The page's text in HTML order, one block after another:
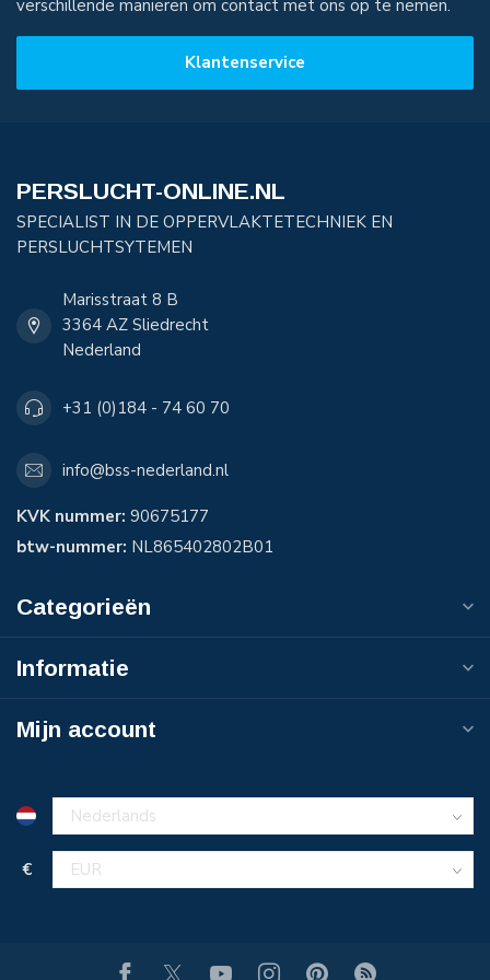
verschillende manieren om contact met ons op te nemen.
Klantenservice
PERSLUCHT-ONLINE.NL
SPECIALIST IN DE OPPERVLAKTETECHNIEK EN
PERSLUCHTSYTEMEN
Marisstraat 8 B
3364 AZ Sliedrecht
Nederland
+31 (0)184 - 74 60 70
info@bss-nederland.nl
KVK nummer: 90675177
btw-nummer: NL865402802B01
Categorieën
Informatie
Mijn account
€